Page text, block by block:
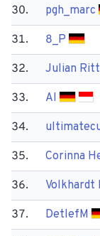
30. pgh_marc
31. 8_P
32. Julian
33. AI
34.
35. Corinna
36. Volkhardt
37. Detlef​M